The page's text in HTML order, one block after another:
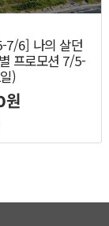
7/6] 나의 살던
프로모션 7/5-
)
원